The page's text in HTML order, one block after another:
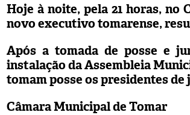
Hoje à noite, pela 21 horas, no
novo executivo tomarense,
Após a tomada de posse e
instalação da Assembleia
tomam posse os presidentes
Câmara Municipal de Tomar